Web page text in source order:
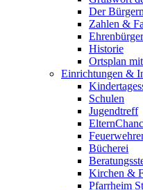
Der
Zahlen &
Ehrenbürger
Historie
Ortsplan
Einrichtungen &
Schulen
Jugendtreff
Bücherei
Kirchen &
Pfarrheim